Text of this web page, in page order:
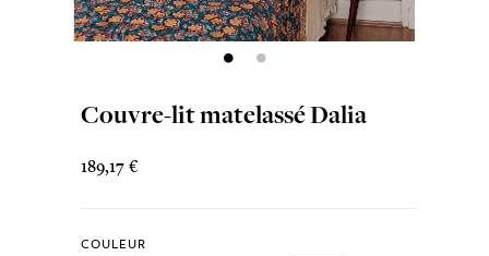
Couvre-lit matelassé Dalia
189,17 €
COULEUR